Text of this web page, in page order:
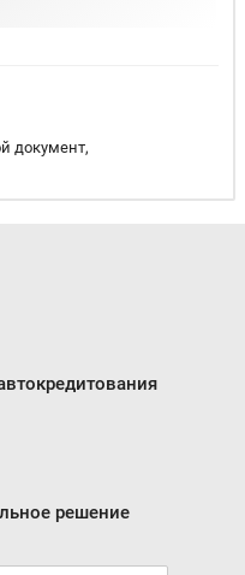
документ,
решение